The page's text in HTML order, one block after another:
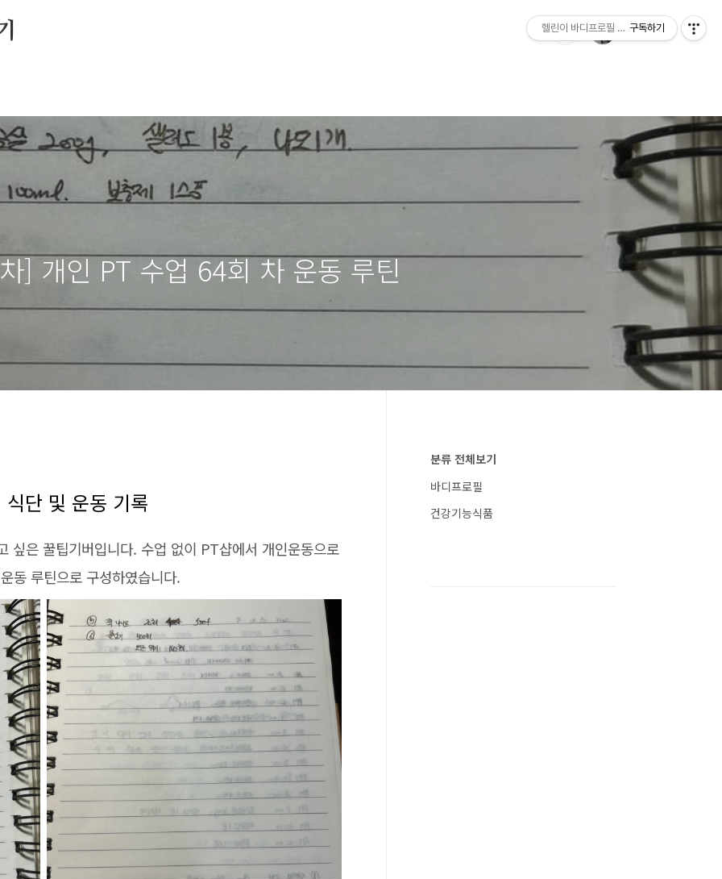
] 개인 PT 수업 64회 차 운동 루틴
단 및 운동 기록
싶은 꿀팁기버입니다. 수업 없이 PT샵에서 개인운동으로
동 루틴으로 구성하였습니다.
분류 전체보기
바디프로필
건강기능식품
헬린이 바디프로필 성공하기
구독하기